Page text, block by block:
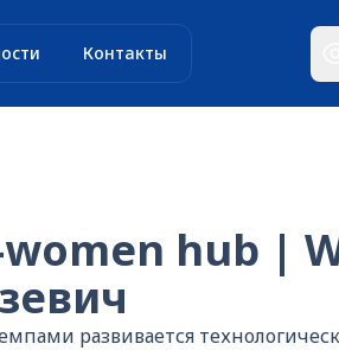
Контакты
hub |
развивается